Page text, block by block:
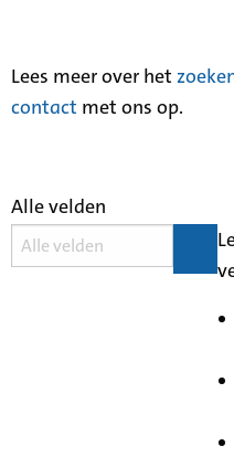
Lees meer over het
contact met ons op.
Alle velden